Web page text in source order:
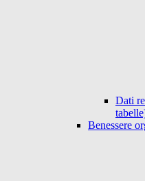
Dati
Benessere